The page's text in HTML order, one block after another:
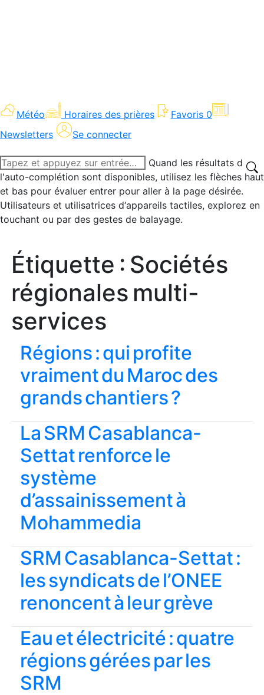
Météo Horaires des prières Favoris 0
Newsletters
Se connecter
Recherche
:
Quand les résultats de
l'auto-complétion sont disponibles, utilisez les flèches haut
et bas pour évaluer entrer pour aller à la page désirée.
Utilisateurs et utilisatrices d‘appareils tactiles, explorez en
touchant ou par des gestes de balayage.
Étiquette : Sociétés
régionales multi-
services
Régions : qui profite
vraiment du Maroc des
grands chantiers ?
La SRM Casablanca-
Settat renforce le
système
d’assainissement à
Mohammedia
SRM Casablanca-Settat :
les syndicats de l’ONEE
renoncent à leur grève
Eau et électricité : quatre
régions gérées par les
SRM